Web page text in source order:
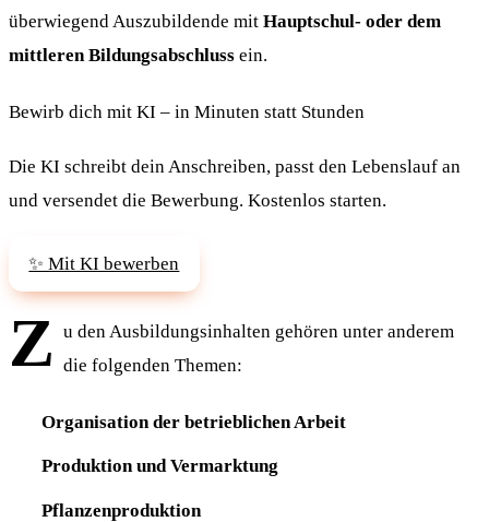
überwiegend Auszubildende mit Hauptschul- oder dem
mittleren Bildungsabschluss ein.
Bewirb dich mit KI – in Minuten statt Stunden
Die KI schreibt dein Anschreiben, passt den Lebenslauf an
und versendet die Bewerbung. Kostenlos starten.
✨ Mit KI bewerben
Z u den Ausbildungsinhalten gehören unter anderem
die folgenden Themen:
Organisation der betrieblichen Arbeit
Produktion und Vermarktung
Pflanzenproduktion